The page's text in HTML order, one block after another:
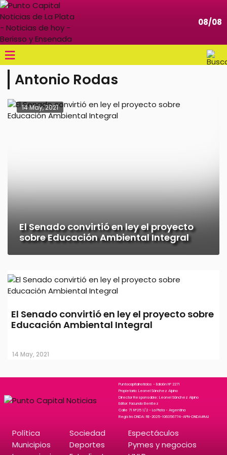
08/08
≡
Antonio Rodas
14 May, 2021
El Senado convirtió en ley el proyecto
sobre Educación Ambiental Integral
El Senado convirtió en ley el proyecto sobre
Educación Ambiental Integral
14 May, 2021
Puntocapitalnoticias - Edición N° 2271
Propietario: Leonel Sánchez Alpino
Director Responsable: Leonel Sánchez Alpino
Editor: Facundo Benitez
Calle 71 N°25 1/2 - La Plata - Argentina
Registro DNDA: RE-2025-106356774-APN-DNDA#MJ
Política
Municipios
Sociedad
Deportes
Espectáculos
Pymes y negocios